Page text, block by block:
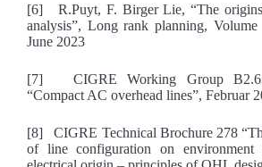
[6] R.Puyt, F. Birger Lie, “The
analysis”, Long rank planning,
June 2023
[7] CIGRE Working Group
“Compact AC overhead lines”, Februar
[8] CIGRE Technical Brochure 278
of line configuration on environment